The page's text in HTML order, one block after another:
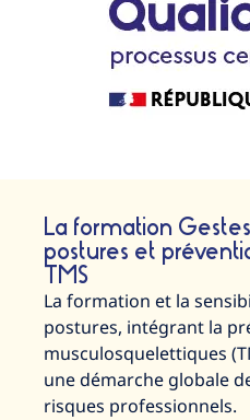
La formation
postures et
TMS
La formation et la
postures, intégrant la
musculosquelettiques
une démarche globale
risques professionnels.